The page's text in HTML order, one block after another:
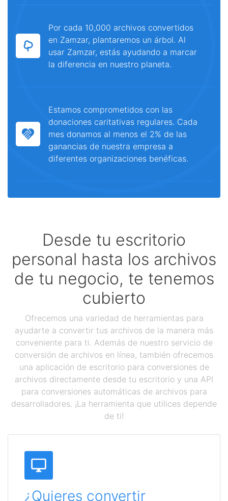
Por cada 10,000 archivos convertidos
en Zamzar, plantaremos un árbol. Al
usar Zamzar, estás ayudando a marcar
la diferencia en nuestro planeta.
Estamos comprometidos con las
donaciones caritativas regulares. Cada
mes donamos al menos el 2% de las
ganancias de nuestra empresa a
diferentes organizaciones benéficas.
Desde tu escritorio
personal hasta los archivos
de tu negocio, te tenemos
cubierto
Ofrecemos una variedad de herramientas para
ayudarte a convertir tus archivos de la manera más
conveniente para ti. Además de nuestro servicio de
conversión de archivos en línea, también ofrecemos
una aplicación de escritorio para conversiones de
archivos directamente desde tu escritorio y una API
para conversiones automáticas de archivos para
desarrolladores. ¡La herramienta que utilices depende
de ti!
¿Quieres convertir